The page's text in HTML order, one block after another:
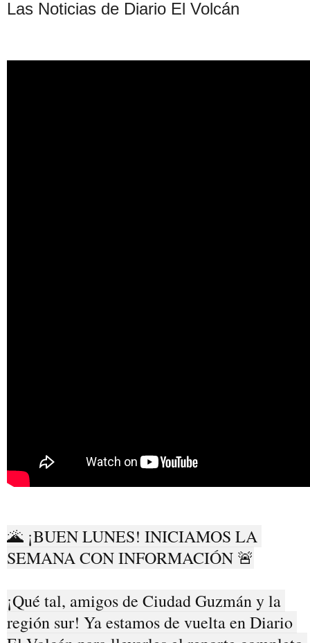
Las Noticias de Diario El Volcán
🌋 ¡BUEN LUNES! INICIAMOS LA
SEMANA CON INFORMACIÓN 🚨
¡Qué tal, amigos de Ciudad Guzmán y la
región sur! Ya estamos de vuelta en Diario